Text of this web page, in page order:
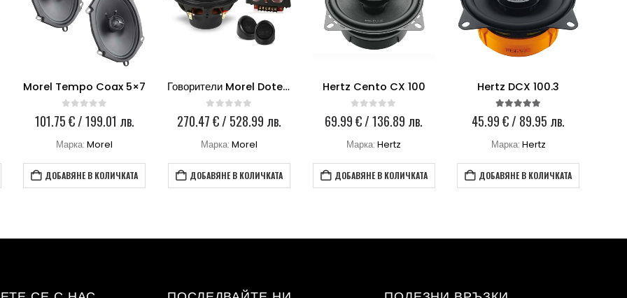
Morel Tempo Coax 5×7
0 out of 5
101.75€/ 199.01 лв.
Марка:Morel
ДОБАВЯНЕ В КОЛИЧКАТА
Говорители Morel Dotech Ovation 5
0 out of 5
270.47€/ 528.99 лв.
Марка: Morel
ДОБАВЯНЕ В КОЛИЧКАТА
Hertz Cento CX 100
0 out of 5
69.99€/ 136.89 лв.
Марка:Hertz
ДОБАВЯНЕ В КОЛИЧКАТА
Hertz DCX 100.3
5.00 out of 5
45.99€/ 89.95 лв.
Марка: Hertz
ДОБАВЯНЕ В КОЛИЧКАТА